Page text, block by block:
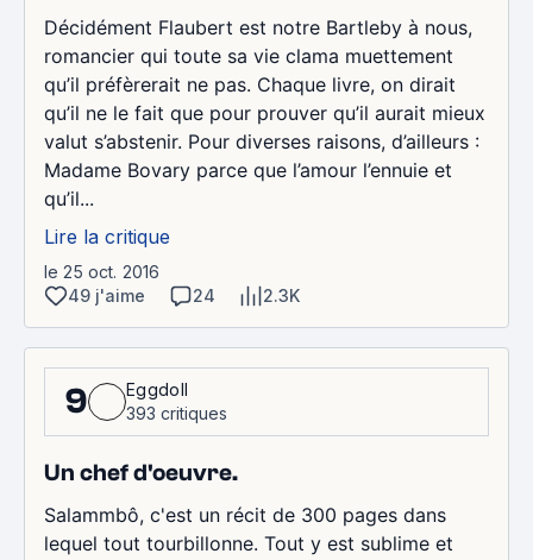
Décidément Flaubert est notre Bartleby à nous,
romancier qui toute sa vie clama muettement
qu’il préfèrerait ne pas. Chaque livre, on dirait
qu’il ne le fait que pour prouver qu’il aurait mieux
valut s’abstenir. Pour diverses raisons, d’ailleurs :
Madame Bovary parce que l’amour l’ennuie et
qu’il...
Lire la critique
le 25 oct. 2016
49 j'aime
24 2.3K
9
Eggdoll
393 critiques
Un chef d'oeuvre.
Salammbô, c'est un récit de 300 pages dans
lequel tout tourbillonne. Tout y est sublime et